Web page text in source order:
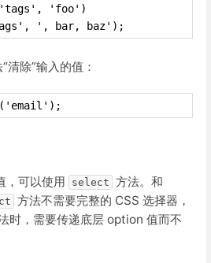
'foo')
', bar, baz');
清除”输入的值：
，可以使用 select 方法。和
方法不需要完整的 CSS 选择器，
时，需要传递底层 option 值而不